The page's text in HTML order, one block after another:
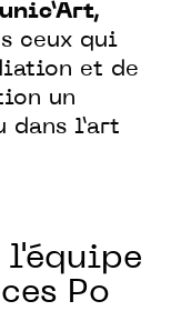
ceux qui
et de
un
dans l’art
l'équipe
Po